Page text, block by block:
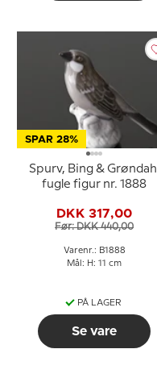
SPAR 28%
Spurv, Bing & Grøndahl
fugle figur nr. 1888
DKK 317,00
Før: DKK 440,00
Varenr.: B1888
Mål: H: 11 cm
PÅ LAGER
Se vare